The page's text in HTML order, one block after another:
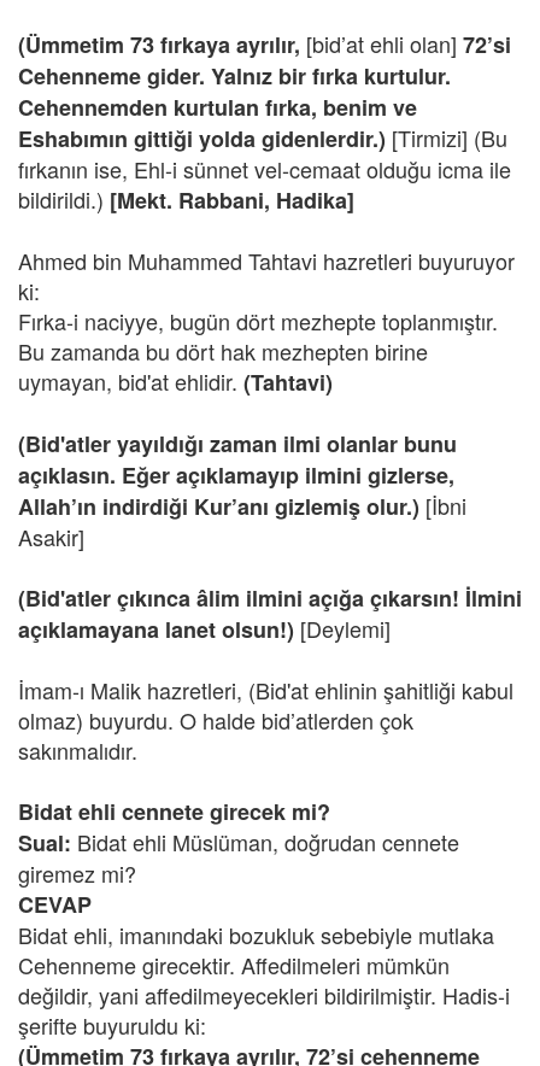
(Ümmetim 73 fırkaya ayrılır, [bid’at ehli olan] 72’si
Cehenneme gider. Yalnız bir fırka kurtulur.
Cehennemden kurtulan fırka, benim ve
Eshabımın gittiği yolda gidenlerdir.) [Tirmizi] (Bu
fırkanın ise, Ehl-i sünnet vel-cemaat olduğu icma ile
bildirildi.) [Mekt. Rabbani, Hadika]
Ahmed bin Muhammed Tahtavi hazretleri buyuruyor
ki:
Fırka-i naciyye, bugün dört mezhepte toplanmıştır.
Bu zamanda bu dört hak mezhepten birine
uymayan, bid'at ehlidir. (Tahtavi)
(Bid'atler yayıldığı zaman ilmi olanlar bunu
açıklasın. Eğer açıklamayıp ilmini gizlerse,
Allah’ın indirdiği Kur’anı gizlemiş olur.) [İbni
Asakir]
(Bid'atler çıkınca âlim ilmini açığa çıkarsın! İlmini
açıklamayana lanet olsun!) [Deylemi]
İmam-ı Malik hazretleri, (Bid'at ehlinin şahitliği kabul
olmaz) buyurdu. O halde bid’atlerden çok
sakınmalıdır.
Bidat ehli cennete girecek mi?
Sual: Bidat ehli Müslüman, doğrudan cennete
giremez mi?
CEVAP
Bidat ehli, imanındaki bozukluk sebebiyle mutlaka
Cehenneme girecektir. Affedilmeleri mümkün
değildir, yani affedilmeyecekleri bildirilmiştir. Hadis-i
şerifte buyuruldu ki:
(Ümmetim 73 fırkaya ayrılır, 72’si cehenneme